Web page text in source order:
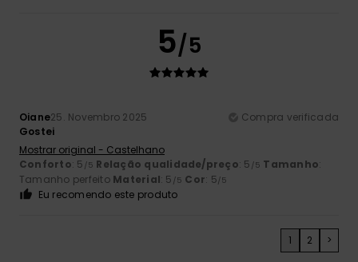
5/5
Oiane25. Novembro 2025
Compra verificada
Gostei
Mostrar original - Castelhano
Conforto: 5 /5 Relação qualidade/preço: 5 /5 Tamanho:
Tamanho perfeito Material: 5 /5 Cor: 5/5
Eu recomendo este produto
1 2 >